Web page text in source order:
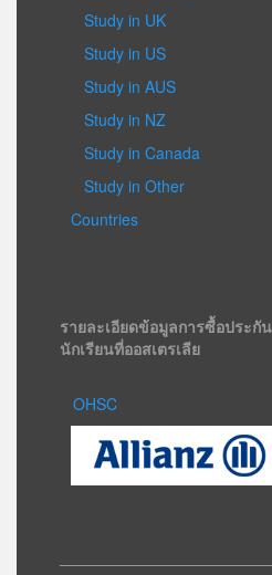
Study in UK
Study in US
Study in AUS
Study in NZ
Study in Canada
Study in Other
Countries
รายละเอียดข้อมูลการซื้อประกั
นักเรียนที่ออสเตรเลีย
OHSC